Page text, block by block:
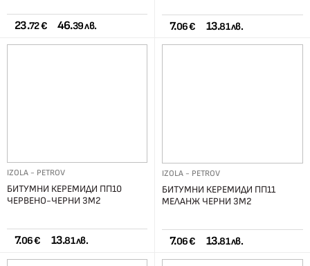
23.72 € 46.39 лв. 7.06 € 13.81 лв.
IZOLA - PETROV
БИТУМНИ КЕРЕМИДИ ПП10
ЧЕРВЕНО-ЧЕРНИ 3М2
7.06 € 13.81 лв.
IZOLA - PETROV
БИТУМНИ КЕРЕМИДИ ПП11
МЕЛАНЖ ЧЕРНИ 3М2
7.06 € 13.81 лв.